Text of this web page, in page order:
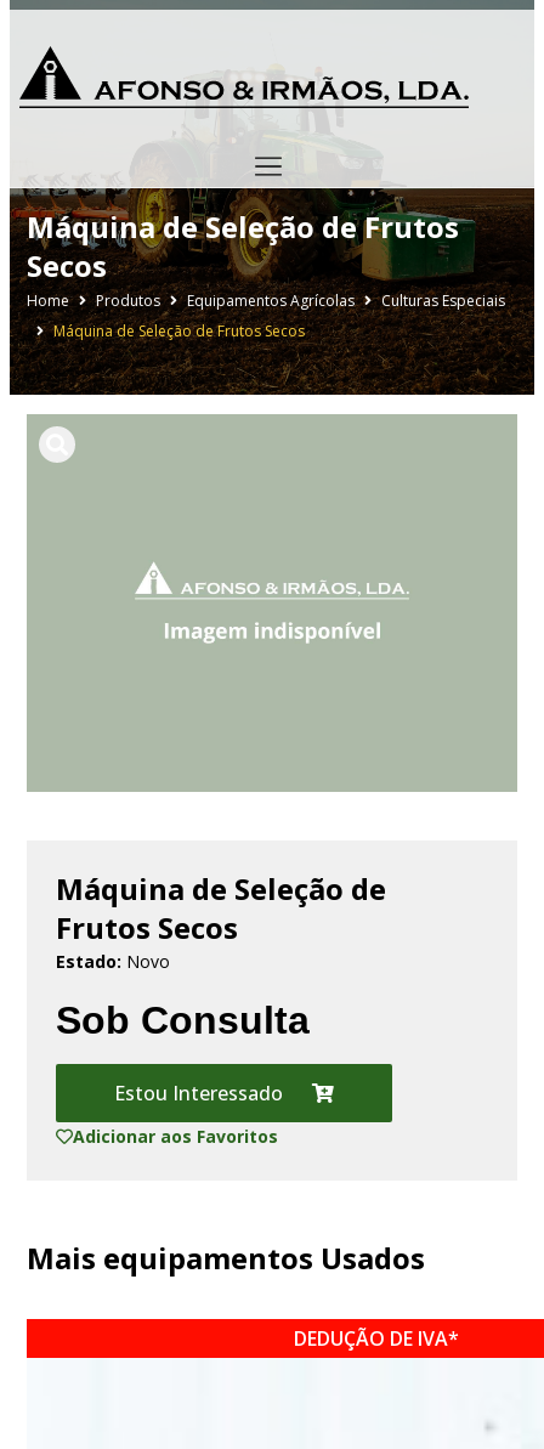
Máquina de Seleção de Frutos
Secos
Home Produtos Equipamentos Agrícolas
Culturas Especiais
Máquina de Seleção de Frutos Secos
Máquina de Seleção de
Frutos Secos
Estado: Novo
Sob Consulta
Estou Interessado
Adicionar aos Favoritos
Mais equipamentos Usados
DEDUÇÃO DE IVA*